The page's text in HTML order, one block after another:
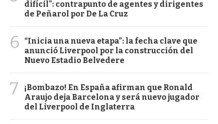
difícil": contrapunto de agentes y dirigentes
de Peñarol por De La Cruz
6
“Inicia una nueva etapa”: la fecha clave que
anunció Liverpool por la construcción del
Nuevo Estadio Belvedere
7
¡Bombazo! En España afirman que Ronald
Araujo deja Barcelona y será nuevo jugador
del Liverpool de Inglaterra